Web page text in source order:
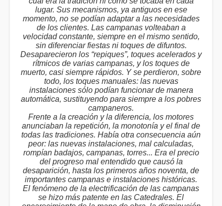
lugar. Sus mecanismos, ya antiguos en ese
momento, no se podían adaptar a las necesidades
de los clientes. Las campanas volteaban a
velocidad constante, siempre en el mismo sentido,
sin diferenciar fiestas ni toques de difuntos.
Desaparecieron los “repiques”, toques acelerados y
rítmicos de varias campanas, y los toques de
muerto, casi siempre rápidos. Y se perdieron, sobre
todo, los toques manuales: las nuevas
instalaciones sólo podían funcionar de manera
automática, sustituyendo para siempre a los pobres
campaneros.
Frente a la creación y la diferencia, los motores
anunciaban la repetición, la monotonía y el final de
todas las tradiciones. Había otra consecuencia aún
peor: las nuevas instalaciones, mal calculadas,
rompían badajos, campanas, torres... Era el precio
del progreso mal entendido que causó la
desaparición, hasta los primeros años noventa, de
importantes campanas e instalaciones históricas.
El fenómeno de la electrificación de las campanas
se hizo más patente en las Catedrales. El